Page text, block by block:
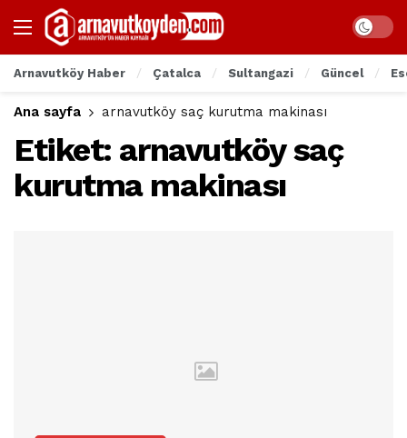
Arnavutköy Haber Çatalca Sultangazi Güncel
Ana sayfa arnavutköy saç kurutma makinası
Etiket: arnavutköy saç
kurutma makinası